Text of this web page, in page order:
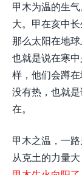
甲木为温的生
大。甲在亥中
那么太阳在地
也就是说在寒
样，他们会蹲
没有热，也就
在。
甲木之温，一
从克土的力量